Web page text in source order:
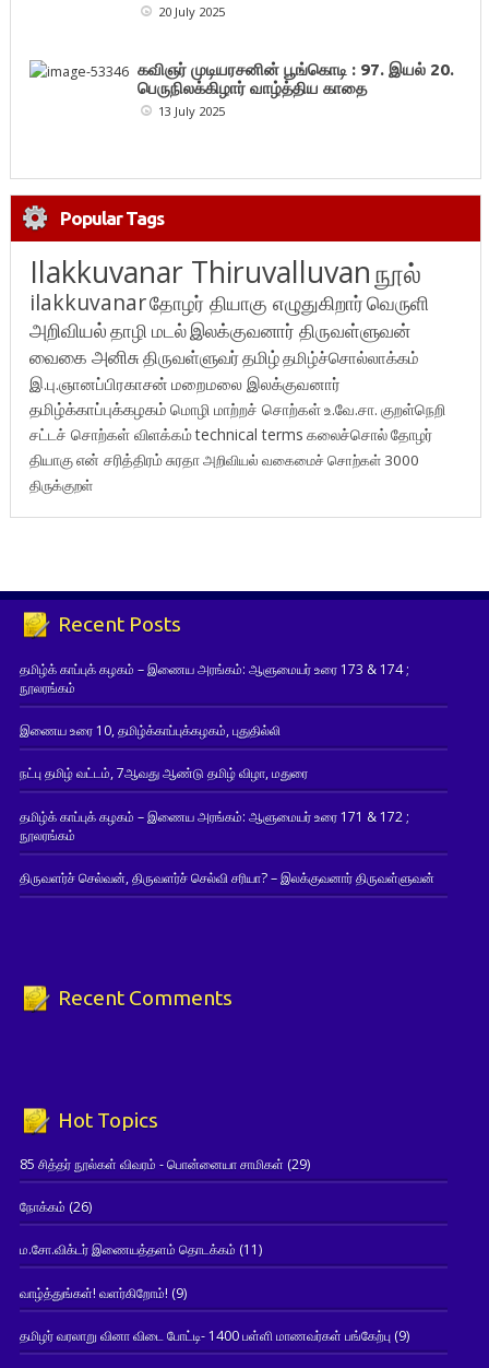
20 July 2025
கவிஞர் முடியரசனின் பூங்கொடி : 97. இயல் 20.
பெருநிலக்கிழார் வாழ்த்திய காதை
13 July 2025
Popular Tags
Ilakkuvanar Thiruvalluvanநூல்
ilakkuvanarதோழர் தியாகு எழுதுகிறார்வெருளி
அறிவியல்தாழி மடல்இலக்குவனார் திருவள்ளுவன்
வைகை அனிசுதிருவள்ளுவர்தமிழ்தமிழ்ச்சொல்லாக்கம்
இ.பு.ஞானப்பிரகாசன் மறைமலை இலக்குவனார்
தமிழ்க்காப்புக்கழகம் மொழி மாற்றச் சொற்கள்உ.வே.சா. குறள்நெறி
சட்டச் சொற்கள் விளக்கம்technical terms கலைச்சொல்தோழர்
தியாகுஎன் சரித்திரம்சுரதாஅறிவியல் வகைமைச் சொற்கள் 3000
திருக்குறள்
Recent Posts
தமிழ்க் காப்புக் கழகம் – இணைய அரங்கம்: ஆளுமையர் உரை 173 & 174 ;
நூலரங்கம்
இணைய உரை 10, தமிழ்க்காப்புக்கழகம், புதுதில்லி
நட்பு தமிழ் வட்டம், 7ஆவது ஆண்டு தமிழ் விழா, மதுரை
தமிழ்க் காப்புக் கழகம் – இணைய அரங்கம்: ஆளுமையர் உரை 171 & 172 ;
நூலரங்கம்
திருவளர்ச் செல்வன், திருவளர்ச் செல்வி சரியா? – இலக்குவனார் திருவள்ளுவன்
Recent Comments
Hot Topics
85 சித்தர் நூல்கள் விவரம் - பொன்னையா சாமிகள் (29)
நோக்கம் (26)
ம.சோ.விக்டர் இணையத்தளம் தொடக்கம் (11)
வாழ்த்துங்கள்! வளர்கிறோம்! (9)
தமிழர் வரலாறு வினா விடை போட்டி- 1400 பள்ளி மாணவர்கள் பங்கேற்பு(9)